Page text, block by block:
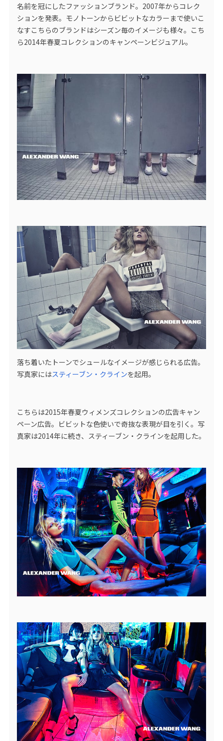
名前を冠にしたファッションブランド。2007年からコレク
ションを発表。モノトーンからビビットなカラーまで使いこ
なすこちらのブランドはシーズン毎のイメージも様々。こち
ら2014年春夏コレクションのキャンペーンビジュアル。
落ち着いたトーンでシュールなイメージが感じられる広告。
写真家にはスティーブン・クラインを起用。
こちらは2015年春夏ウィメンズコレクションの広告キャン
ペーン広告。ビビットな色使いで奇抜な表現が目を引く。写
真家は2014年に続き、スティーブン・クラインを起用した。